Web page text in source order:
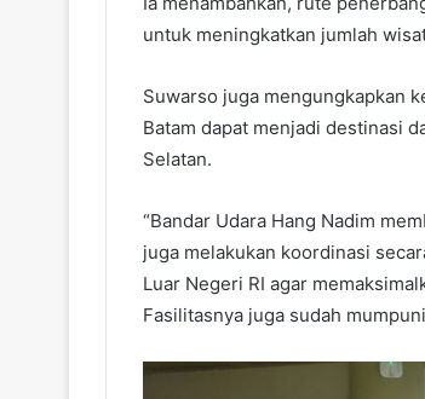
untuk meningkatkan jumlah
Suwarso juga mengungkapkan
Batam dapat menjadi destinasi
Selatan.
“Bandar Udara Hang Nadim
juga melakukan koordinasi
Luar Negeri RI agar
Fasilitasnya juga sudah